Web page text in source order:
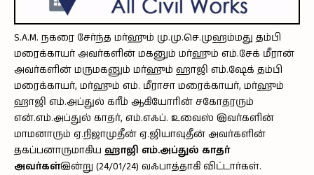
S.A.M. நகரை சேர்ந்த மர்ஹும் மு.மு.செ.முஹம்மது தம்பி
மரைக்காயர் அவர்களின் மகனும் மர்ஹும் எம்.சேக் மீரான்
அவர்களின் மருமகனும் மர்ஹும் ஹாஜி எம்.ஷேக் தம்பி
மரைக்காயர், மர்ஹும் எம். மீராசா மரைக்காயர், மர்ஹும்
ஹாஜி எம்.அப்துல் கரீம் ஆகியோரின் சகோதரரும்
என்.எம்.அப்துல் காதர், எம்.எஃப். உவைஸ் இவர்களின்
மாமனாரும் ஏ.நிஜாமுதீன் ஏ.ஜியாவுதீன் அவர்களின்
தகப்பனாருமாகிய ஹாஜி எம்.அப்துல் காதர்
அவர்கள்இன்று (24/01/24) வஃபாத்தாகி விட்டார்கள்.